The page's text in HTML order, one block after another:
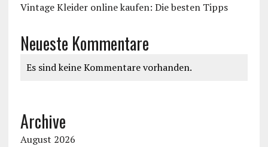
Vintage Kleider online kaufen: Die besten Tipps
Neueste Kommentare
Es sind keine Kommentare vorhanden.
Archive
August 2026